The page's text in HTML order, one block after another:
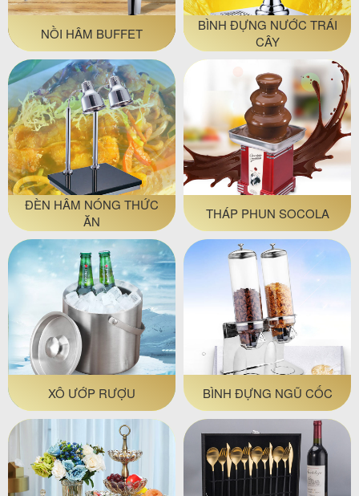
NỒI HÂM BUFFET
BÌNH ĐỰNG NƯỚC TRÁI
CÂY
ĐÈN HÂM NÓNG THỨC
ĂN
THÁP PHUN SOCOLA
XÔ ƯỚP RƯỢU BÌNH ĐỰNG NGŨ CỐC